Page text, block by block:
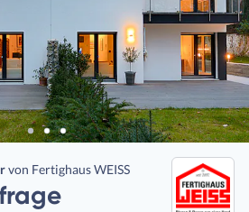
von Fertighaus WEISS